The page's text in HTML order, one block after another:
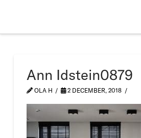
Ann Idstein0879
OLA H 2 DECEMBER, 2018